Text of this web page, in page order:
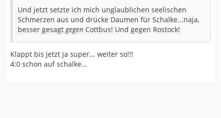
Und jetzt setzte ich mich unglaublichen seelischen
Schmerzen aus und drücke Daumen für Schalke...naja,
besser gesagt gegen Cottbus! Und gegen Rostock!
Klappt bis jetzt ja super... weiter so!!!
4:0 schon auf schalke...